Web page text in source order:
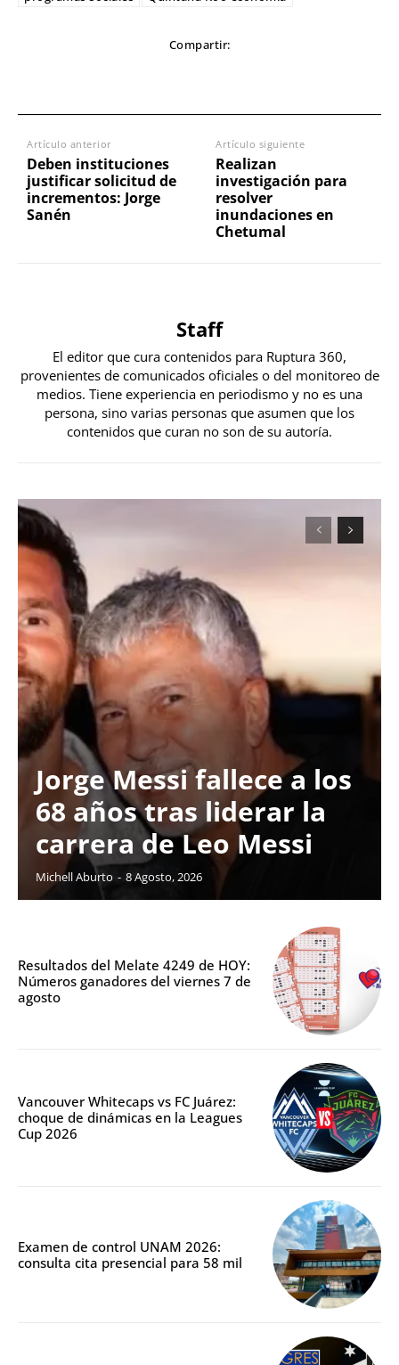
Compartir:
Artículo anterior
Deben instituciones
justificar solicitud de
incrementos: Jorge
Sanén
Artículo siguiente
Realizan
investigación para
resolver
inundaciones en
Chetumal
Staff
El editor que cura contenidos para Ruptura 360,
provenientes de comunicados oficiales o del monitoreo de
medios. Tiene experiencia en periodismo y no es una
persona, sino varias personas que asumen que los
contenidos que curan no son de su autoría.
Jorge Messi fallece a los
68 años tras liderar la
carrera de Leo Messi
Michell Aburto - 8 Agosto, 2026
Resultados del Melate 4249 de HOY:
Números ganadores del viernes 7 de
agosto
Vancouver Whitecaps vs FC Juárez:
choque de dinámicas en la Leagues
Cup 2026
Examen de control UNAM 2026:
consulta cita presencial para 58 mil